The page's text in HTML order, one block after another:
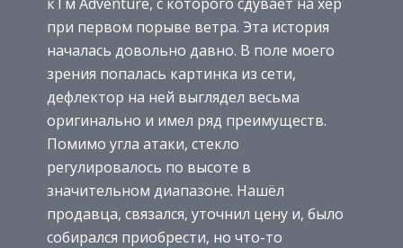
при первом порыве ветра. Эта история
началась довольно давно. В поле моего
зрения попалась картинка из сети,
дефлектор на ней выглядел весьма
оригинально и имел ряд преимуществ.
Помимо угла атаки, стекло
регулировалось по высоте в
значительном диапазоне. Нашёл
продавца, связался, уточнил цену и, было
собирался приобрести, но что-то